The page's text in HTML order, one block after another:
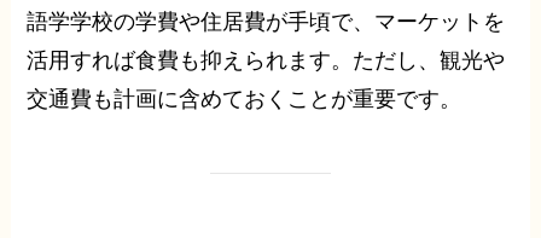
語学学校の学費や住居費が手頃で、マーケットを
活用すれば食費も抑えられます。ただし、観光や
交通費も計画に含めておくことが重要です。